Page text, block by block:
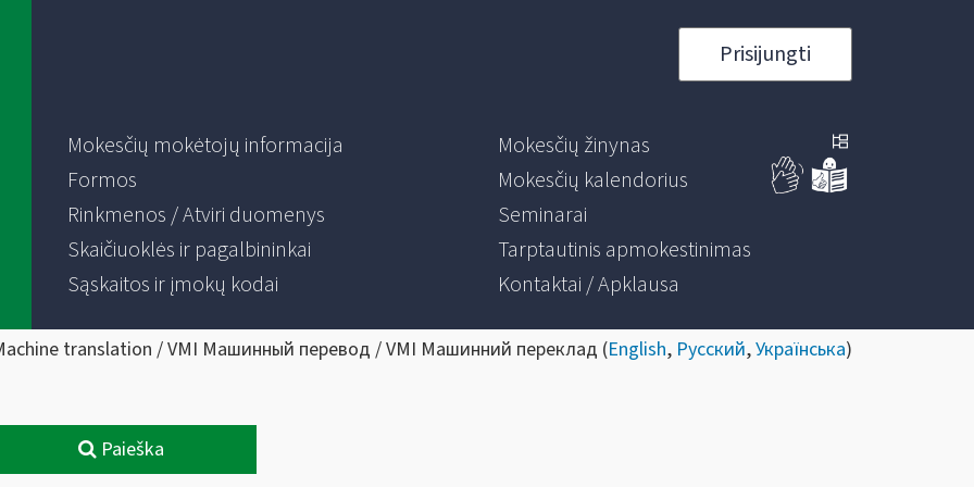
Prisijungti
Mokesčių mokėtojų informacija
Formos
Rinkmenos / Atviri duomenys
Skaičiuoklės ir pagalbininkai
Sąskaitos ir įmokų kodai
Mokesčių žinynas
Mokesčių kalendorius
Seminarai
Tarptautinis apmokestinimas
Kontaktai / Apklausa
translation / VMI Машинный перевод / VMI Машинний переклад (English, Русский,Українська)
Paieška